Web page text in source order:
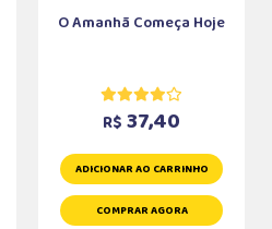
O Amanhã Começa Hoje
R$ 37,40
ADICIONAR AO CARRINHO
COMPRAR AGORA